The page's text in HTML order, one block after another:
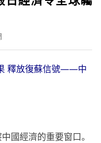
釋放復蘇信號——中
國經濟的重要窗口。